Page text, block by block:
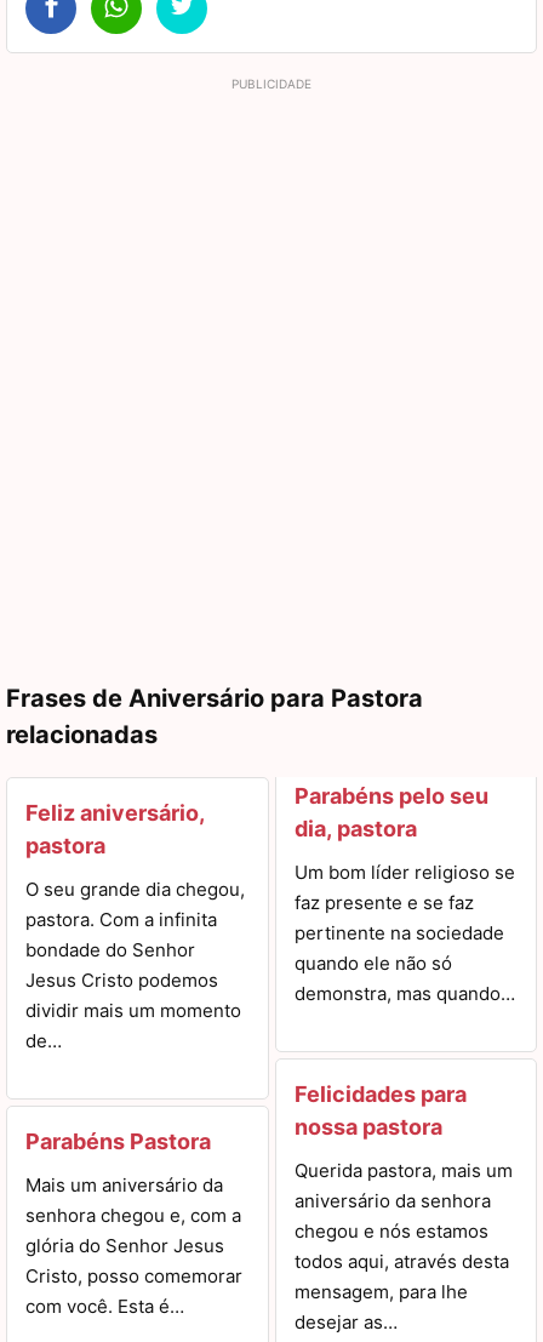
Frases de Aniversário para Pastora
relacionadas
Feliz aniversário,
pastora
O seu grande dia chegou,
pastora. Com a infinita
bondade do Senhor
Jesus Cristo podemos
dividir mais um momento
de…
Parabéns Pastora
Mais um aniversário da
senhora chegou e, com a
glória do Senhor Jesus
Cristo, posso comemorar
com você. Esta é…
Parabéns pelo seu
dia, pastora
Um bom líder religioso se
faz presente e se faz
pertinente na sociedade
quando ele não só
demonstra, mas quando…
Felicidades para
nossa pastora
Querida pastora, mais um
aniversário da senhora
chegou e nós estamos
todos aqui, através desta
mensagem, para lhe
desejar as…